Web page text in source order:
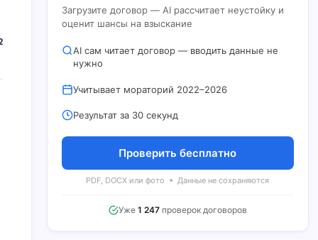
Загрузите договор — AI рассчитает неустойку и
оценит шансы на взыскание
AI сам читает договор — вводить данные не
нужно
Учитывает мораторий 2022–2026
Результат за 30 секунд
Проверить бесплатно
PDF, DOCX или фото • Данные не сохраняются
Уже 1 247проверок договоров